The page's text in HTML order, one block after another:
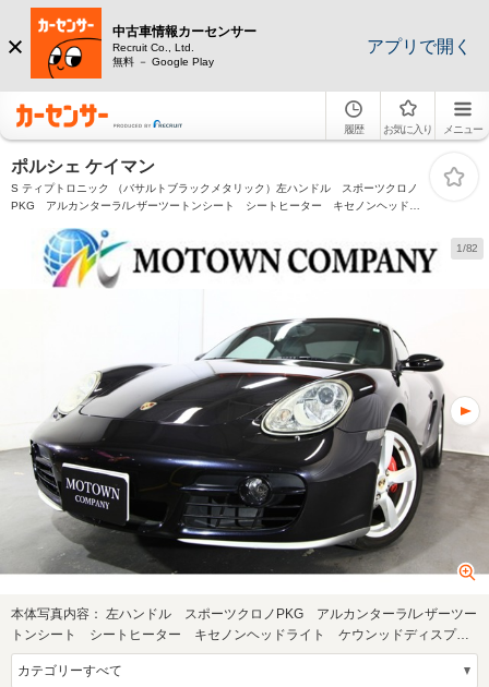
中古車情報カーセンサー
Recruit Co., Ltd.
無料 － Google Play
アプリで開く
履歴 お気に入り メニュー
ポルシェ ケイマン
S ティプトロニック （バサルトブラックメタリック）左ハンドル スポーツクロノ
PKG アルカンターラ/レザーツートンシート シートヒーター キセノンヘッドラ
1/82
本体写真内容： 左ハンドル スポーツクロノPKG アルカンターラ/レザーツー
トンシート シートヒーター キセノンヘッドライト ケウンッドディスプレ
イオーディ…